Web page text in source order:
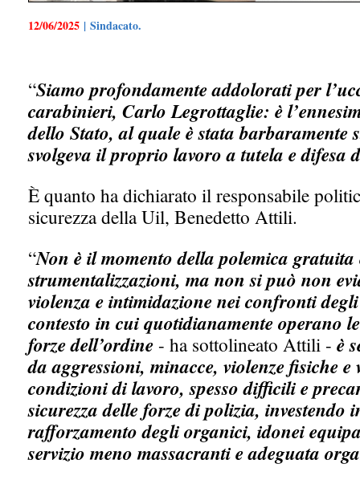
12/06/2025 | Sindacato.
“Siamo profondamente addolorati per
carabinieri, Carlo Legrottaglie: è
dello Stato, al quale è stata barbaramente
svolgeva il proprio lavoro a tutela e difesa
È quanto ha dichiarato il responsabile
sicurezza della Uil, Benedetto Attili.
“Non è il momento della polemica
strumentalizzazioni, ma non si può non
violenza e intimidazione nei confronti
contesto in cui quotidianamente operano
forze dell’ordine - ha sottolineato Attili - è
da aggressioni, minacce, violenze fisiche
condizioni di lavoro, spesso difficili e
sicurezza delle forze di polizia, investendo
rafforzamento degli organici, idonei
servizio meno massacranti e adeguata